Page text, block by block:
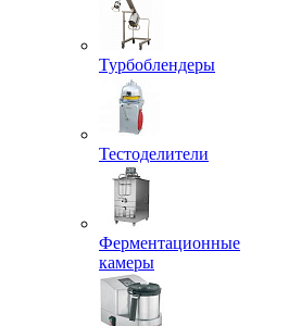
Турбоблендеры
Тестоделители
Ферментационные
камеры